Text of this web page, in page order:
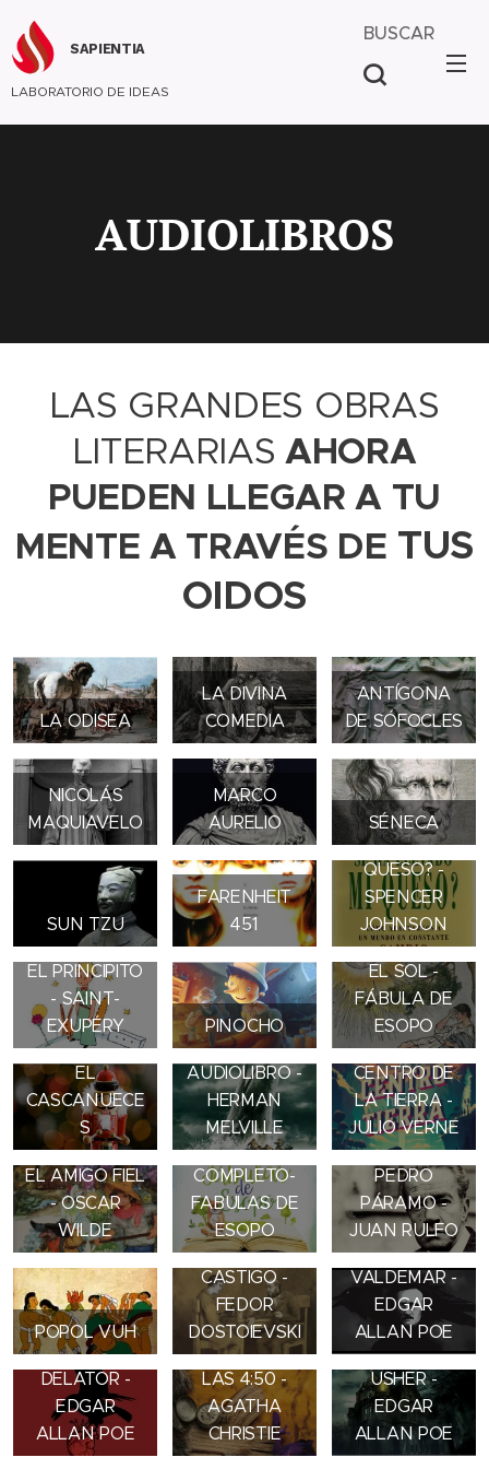
SAPIENTIA
LABORATORIO DE IDEAS
BUSCAR
AUDIOLIBROS
LAS GRANDES OBRAS
LITERARIAS AHORA
PUEDEN LLEGAR A TU
MENTE A TRAVÉS DE TUS
OIDOS
LA ODISEA
LA DIVINA
COMEDIA
ANTÍGONA
DE SÓFOCLES
NICOLÁS
MAQUIAVELO
MARCO
AURELIO
SÉNECA
SUN TZU
FARENHEIT
451
¿QUIÉN SE HA
LLEVADO MI
QUESO? -
SPENCER
JOHNSON
EL PRINCIPITO
- SAINT-
EXUPÉRY
PINOCHO
EL VIENTO Y
EL SOL -
FÁBULA DE
ESOPO
EL
CASCANUECE
S
MOBY DICK
AUDIOLIBRO -
HERMAN
MELVILLE
VIAJE AL
CENTRO DE
LA TIERRA -
JULIO VERNE
EL AMIGO FIEL
- OSCAR
WILDE
AUDIOLIBRO
COMPLETO-
FABULAS DE
ESOPO
PEDRO
PÁRAMO -
JUAN RULFO
POPOL VUH
CRIMEN Y
CASTIGO -
FEDOR
DOSTOIEVSKI
EL EXTRAÑO
CASO DEL
SEÑOR
VALDEMAR -
EDGAR
ALLAN POE
EL CORAZÓN
DELATOR -
EDGAR
ALLAN POE
EL TREN DE
LAS 4:50 -
AGATHA
CHRISTIE
LA CAIDA DE
LA CASA
USHER -
EDGAR
ALLAN POE
HAMLET -